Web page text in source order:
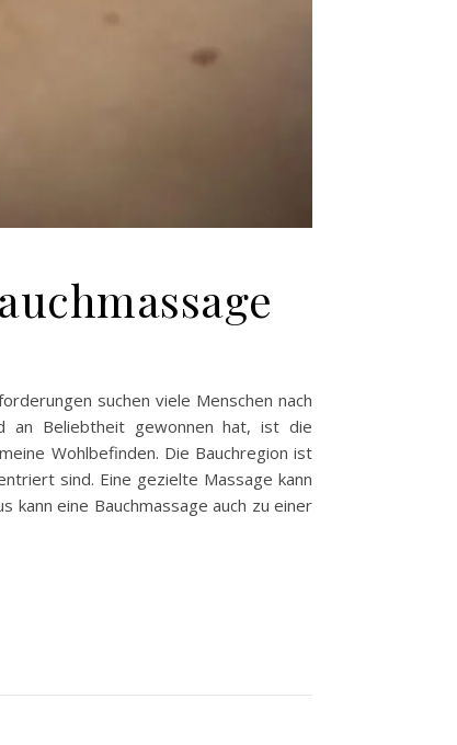
suchen viele Menschen nach
an Beliebtheit gewonnen hat, ist die
Wohlbefinden. Die Bauchregion ist
sind. Eine gezielte Massage kann
kann eine Bauchmassage auch zu einer